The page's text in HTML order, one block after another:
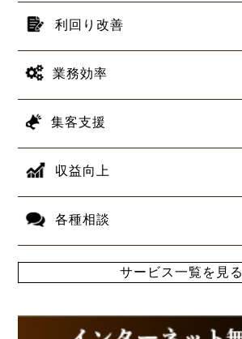
利回り改善
業務効率
集客支援
収益向上
各種相談
サービス一覧を見る